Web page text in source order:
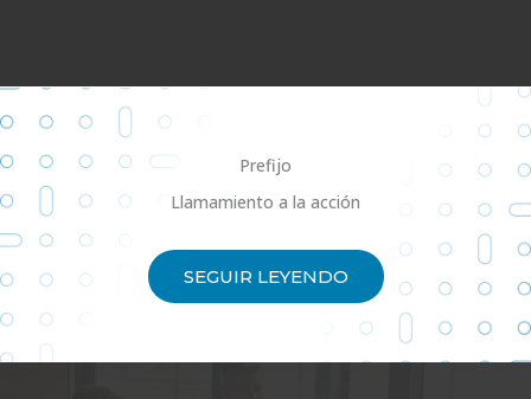
Prefijo
Llamamiento a la acción
SEGUIR LEYENDO